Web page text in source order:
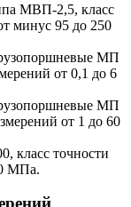
МВП-2,5, класс
минус 95 до 250
МП
от 0,1 до 6
МП
от 1 до 60
класс точности
МПа.